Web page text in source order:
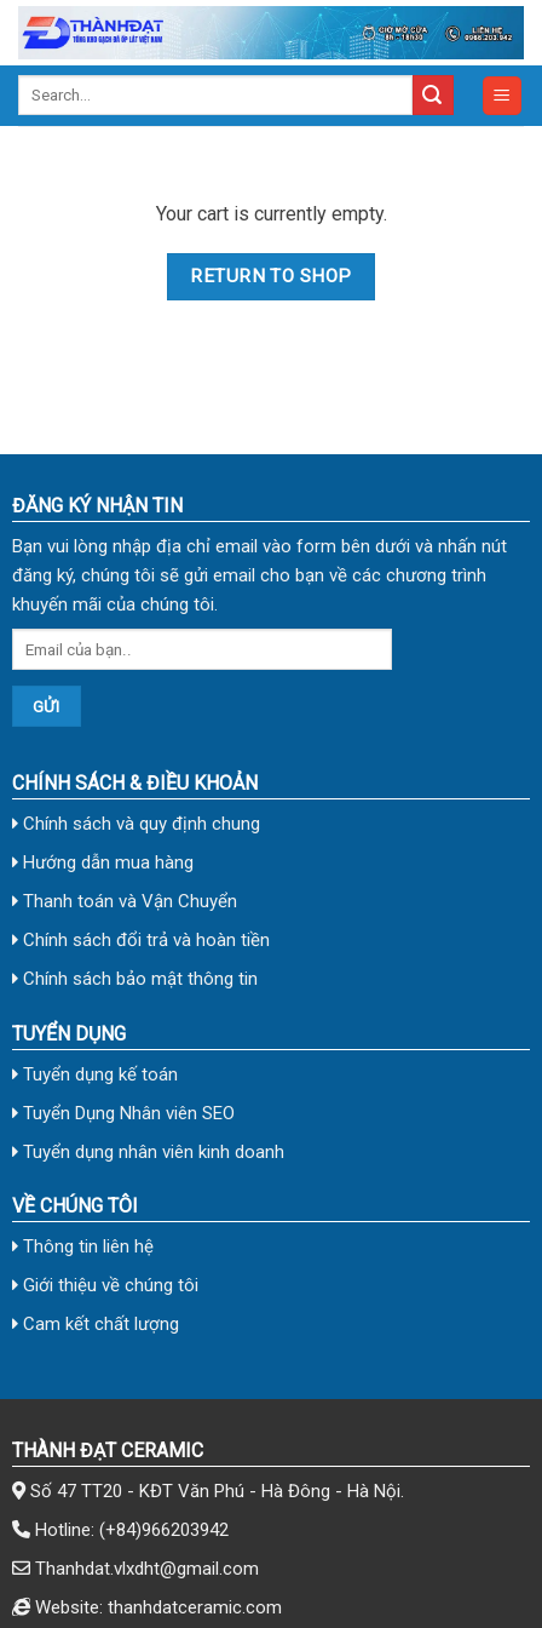
Skip
content
Your cart is currently empty.
RETURN TO SHOP
ĐĂNG KÝ NHẬN TIN
Bạn vui lòng nhập địa chỉ email vào form bên dưới và nhấn nút
đăng ký, chúng tôi sẽ gửi email cho bạn về các chương trình
khuyến mãi của chúng tôi.
CHÍNH SÁCH & ĐIỀU KHOẢN
Chính sách và quy định chung
Hướng dẫn mua hàng
Thanh toán và Vận Chuyển
Chính sách đổi trả và hoàn tiền
Chính sách bảo mật thông tin
TUYỂN DỤNG
Tuyển dụng kế toán
Tuyển Dụng Nhân viên SEO
Tuyển dụng nhân viên kinh doanh
VỀ CHÚNG TÔI
Thông tin liên hệ
Giới thiệu về chúng tôi
Cam kết chất lượng
THÀNH ĐẠT CERAMIC
Số 47 TT20 - KĐT Văn Phú - Hà Đông - Hà Nội.
Hotline: (+84)966203942
Thanhdat.vlxdht@gmail.com
Website: thanhdatceramic.com